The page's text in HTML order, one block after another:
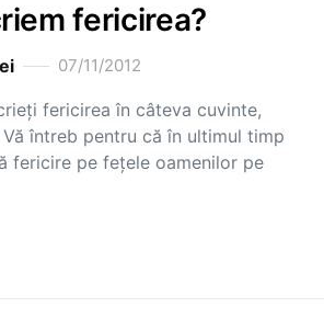
fericirea?
07/11/2012
fericirea în câteva cuvinte,
întreb pentru că în ultimul timp
fericire pe fețele oamenilor pe